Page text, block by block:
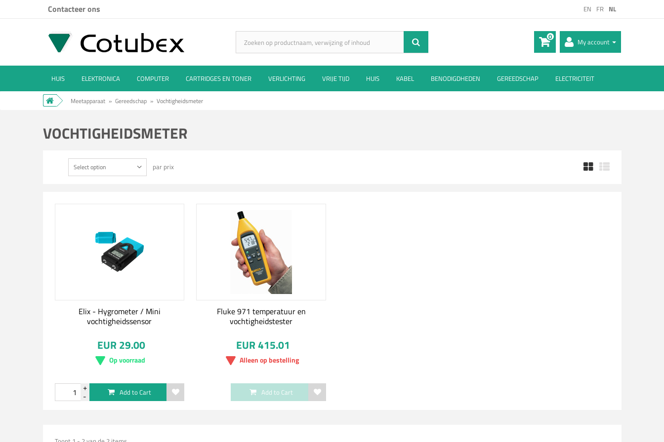
EN FR NL
Contacteer ons
My account
0
HUIS ELEKTRONICA COMPUTER CARTRIDGES EN TONER VERLICHTING VRIJE TIJD HUIS KABEL BENODIGDHEDEN GEREEDSCHAP ELECTRICITEIT
Meetapparaat » Gereedschap » Vochtigheidsmeter
VOCHTIGHEIDSMETER
Select option par prix
Elix - Hygrometer / Mini
vochtigheidssensor
EUR 29.00
Op voorraad
Add to Cart
Fluke 971 temperatuur en
vochtigheidstester
EUR 415.01
Alleen op bestelling
Add to Cart